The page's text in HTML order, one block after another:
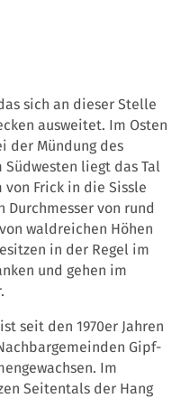
sich an dieser Stelle
ausweitet. Im Osten
der Mündung des
liegt das Tal
von Frick in die Sissle
von rund
waldreichen Höhen
in der Regel im
und gehen im
seit den 1970er Jahren
Gipf-
Im
Seitentals der Hang